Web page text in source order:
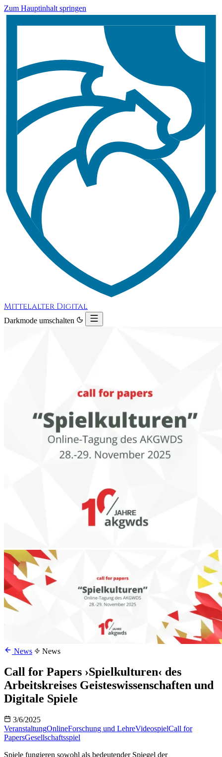
Zum Hauptinhalt springen
Mittelalter Digital
Darkmode umschalten
News News
Call for Papers ›Spielkulturen‹ des
Arbeitskreises Geisteswissenschaften und
Digitale Spiele
3/6/2025
VeranstaltungOnlineForschung und LehreVideospielCall for
PapersGesellschaftsspiel
Spiele fungieren sowohl als bedeutender Spiegel der